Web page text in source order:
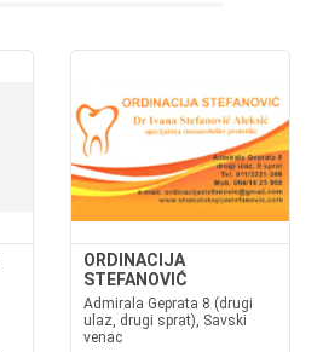
ORDINACIJA
STEFANOVIĆ
Admirala Geprata 8 (drugi
ulaz, drugi sprat), Savski
venac